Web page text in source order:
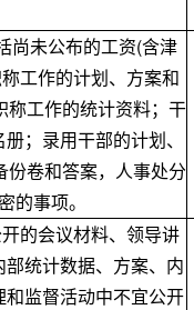
尚未公布的工资(含津
工作的计划、方案和
称工作的统计资料；干
；录用干部的计划、
份卷和答案，人事处分
的事项。
的会议材料、领导讲
统计数据、方案、内
监督活动中不宜公开